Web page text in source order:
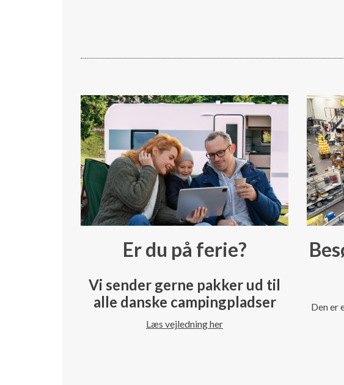
Er du på ferie?
Vi sender gerne pakker ud til
alle danske campingpladser
Læs vejledning her
Den er